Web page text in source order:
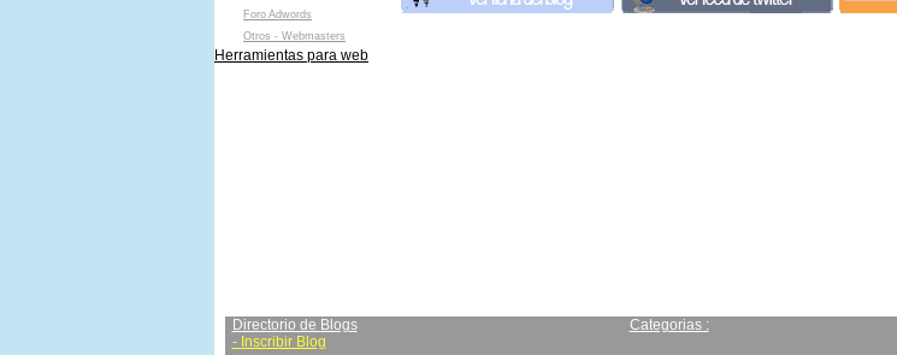
Foro Adwords
Otros - Webmasters
Herramientas para web
Directorio de Blogs
- Inscribir Blog
Categorias :